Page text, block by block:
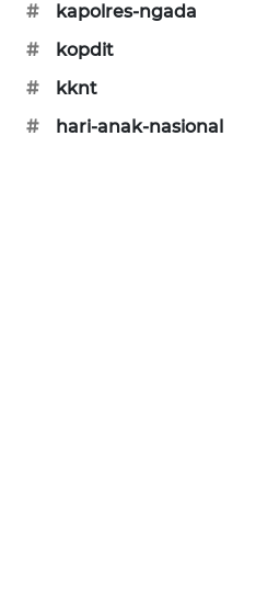
#
kapolres-ngada
#
kopdit
#
kknt
#
hari-anak-nasional